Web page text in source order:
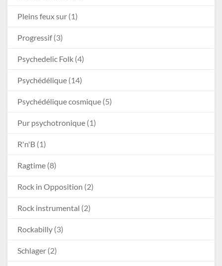
Pleins feux sur (1)
Progressif(3)
Psychedelic Folk (4)
Psychédélique (14)
Psychédélique cosmique (5)
Pur psychotronique (1)
R'n'B (1)
Ragtime (8)
Rock in Opposition (2)
Rock instrumental (2)
Rockabilly (3)
Schlager (2)